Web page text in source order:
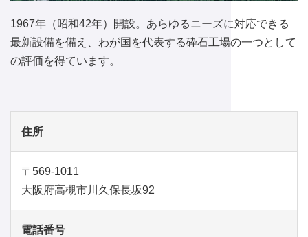
1967年（昭和42年）開設。あらゆるニーズに対応できる
最新設備を備え、わが国を代表する砕石工場の一つとして
の評価を得ています。
住所
〒569-1011
大阪府高槻市川久保長坂92
電話番号